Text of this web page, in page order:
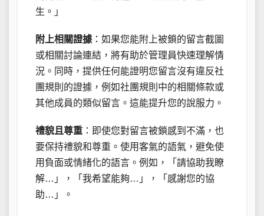
生。」
附上相關證據 ：如果您能附上被鎖的留言截圖
或相關討論連結，將有助於管理員快速理解情
況。同時，提供任何能證明您留言沒有違反社
團規則的證據，例如社團規則中的相關條款或
其他成員的類似留言。這能提升您的說服力。
禮貌且尊重 ：即使您對留言被鎖感到不滿，也
要保持禮貌和尊重。使用客氣的語氣，避免使
用負面或情緒化的語言。例如，「請協助我瞭
解…」，「我希望能夠…」，「感謝您的協
助…」。